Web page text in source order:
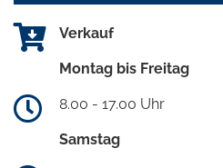
Verkauf
Montag bis Freitag
8.00 - 17.00 Uhr
Samstag